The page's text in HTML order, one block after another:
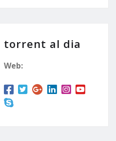
torrent al dia
Web: